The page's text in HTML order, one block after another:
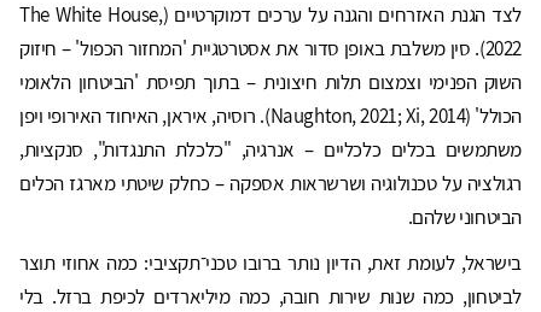
לצד הגנת האזרחים והגנה על ערכים דמוקרטיים (The White House,
2022). סין משלבת באופן סדור את אסטרטגיית 'המחזור הכפול' – חיזוק
השוק הפנימי וצמצום תלות חיצונית – בתוך תפיסת 'הביטחון הלאומי
הכולל' (Naughton, 2021; Xi, 2014). רוסיה, איראן, האיחוד האירופי ויפן
משתמשים בכלים כלכליים – אנרגיה, "כלכלת התנגדות", סנקציות,
רגולציה על טכנולוגיה ושרשראות אספקה – כחלק שיטתי מארגז הכלים
הביטחוני שלהם.
בישראל, לעומת זאת, הדיון נותר ברובו טכני־תקציבי: כמה אחוזי תוצר
לביטחון, כמה שנות שירות חובה, כמה מיליארדים לכיפת ברזל. בלי